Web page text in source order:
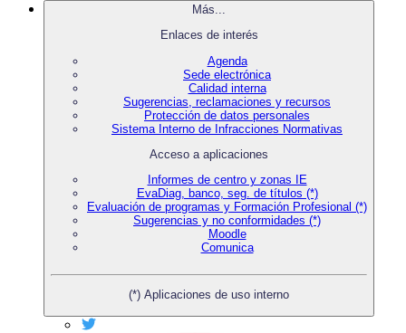
Más...
Enlaces de interés
Agenda
Sede electrónica
Calidad interna
Sugerencias, reclamaciones y recursos
Protección de datos personales
Sistema Interno de Infracciones Normativas
Acceso a aplicaciones
Informes de centro y zonas IE
EvaDiag, banco, seg. de títulos (*)
Evaluación de programas y Formación Profesional (*)
Sugerencias y no conformidades (*)
Moodle
Comunica
(*) Aplicaciones de uso interno